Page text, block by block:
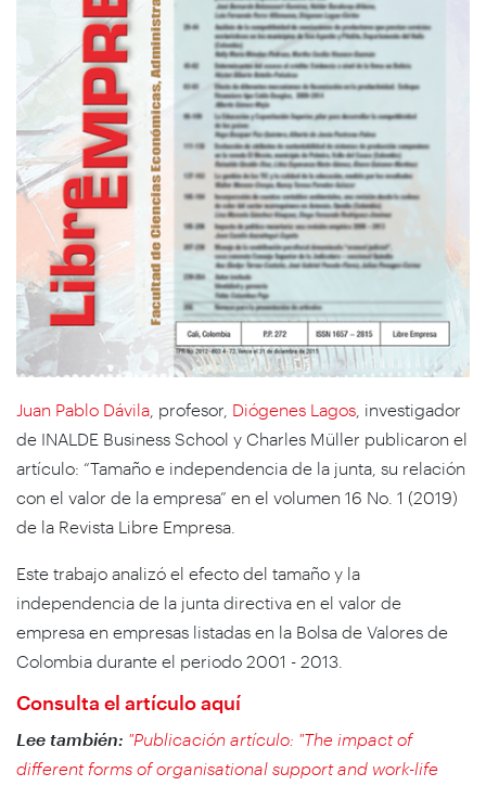
Juan Pablo Dávila , profesor, Diógenes Lagos , investigador
de INALDE Business School y Charles Müller publicaron el
artículo: “Tamaño e independencia de la junta, su relación
con el valor de la empresa” en el volumen 16 No. 1 (2019)
de la Revista Libre Empresa.
Este trabajo analizó el efecto del tamaño y la
independencia de la junta directiva en el valor de
empresa en empresas listadas en la Bolsa de Valores de
Colombia durante el periodo 2001 - 2013.
Consulta el artículo aquí
Lee también: "Publicación artículo: "The impact of
different forms of organisational support and work-life